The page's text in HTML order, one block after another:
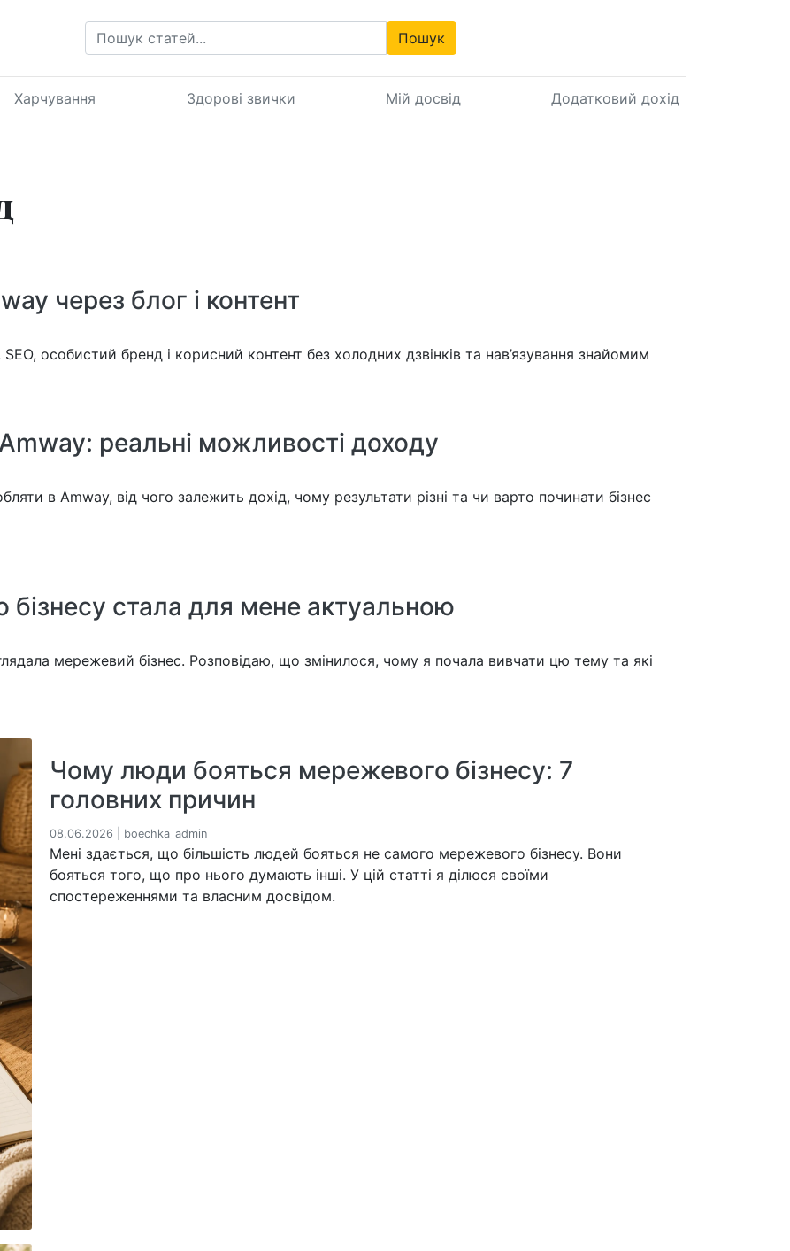
Пошук
Харчування Здорові звички Мій досвід Додатковий дохід
через блог і контент
особистий бренд і корисний контент без холодних дзвінків та нав’язування знайомим
реальні можливості доходу
в Amway, від чого залежить дохід, чому результати різні та чи варто починати бізнес
стала для мене актуальною
мережевий бізнес. Розповідаю, що змінилося, чому я почала вивчати цю тему та які
Чому люди бояться мережевого бізнесу: 7
головних причин
08.06.2026 | boechka_admin
Мені здається, що більшість людей бояться не самого мережевого бізнесу. Вони
бояться того, що про нього думають інші. У цій статті я ділюся своїми
спостереженнями та власним досвідом.